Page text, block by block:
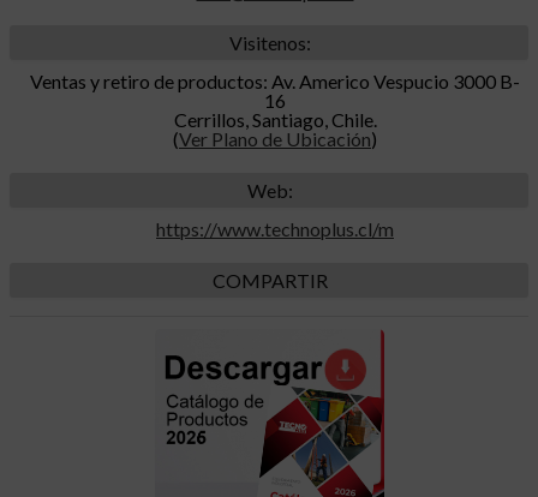
Visitenos:
Ventas y retiro de productos: Av. Americo Vespucio 3000 B-
16
Cerrillos, Santiago, Chile.
(Ver Plano de Ubicación)
Web:
https://www.technoplus.cl/m
COMPARTIR